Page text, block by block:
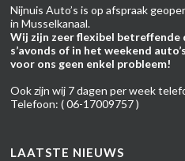
Nijnuis Auto’s is op afspraak
in Musselkanaal.
Wij zijn zeer flexibel betreffende
s’avonds of in het weekend
voor ons geen enkel probleem!
Ook zijn wij 7 dagen per week
Telefoon: ( 06-17009757 )
LAATSTE NIEUWS